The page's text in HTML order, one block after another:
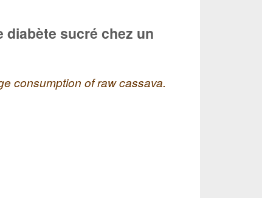
sucré chez un
consumption of raw cassava.